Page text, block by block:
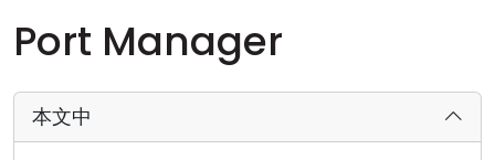
Port Manager
本文中
版本說明
連接模式
無人值守訪問
教育與政府
資訊技術
iOS/Android